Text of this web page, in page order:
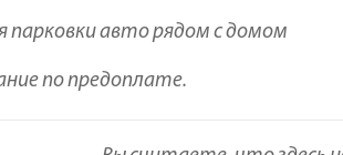
парковки авто рядом с домом
по предоплате.